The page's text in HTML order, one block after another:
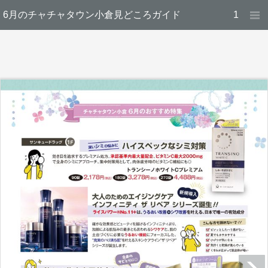
6月のチャチャタウン小倉見どころガイド 1